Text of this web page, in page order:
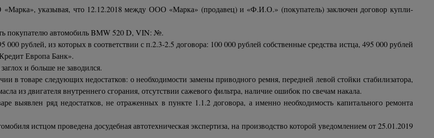
указывая, что 12.12.2018 между ООО «Марка» (продавец) и «Ф.И.О.» (покупатель) заключен договор купли-
покупателю автомобиль BMW 520 D, VIN: №.
рублей, из которых в соответствии с п.2.3-2.5 договора: 100 000 рублей собственные средства истца, 495 000 рублей
Европа Банк».
и больше не заводился.
в товаре следующих недостатков: о необходимости замены приводного ремня, передней левой стойки стабилизатора,
из двигателя внутреннего сгорания, отсутствии сажевого фильтра, наличие ошибок по свечам накала.
ряд недостатков, не отраженных в пункте 1.1.2 договора, а именно необходимость капитального ремонта
истцом проведена досудебная автотехническая экспертиза, на производство которой уведомлением от 25.01.2019